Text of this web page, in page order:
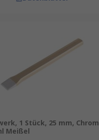
1 Stück, 25 mm, Chrom
Meißel